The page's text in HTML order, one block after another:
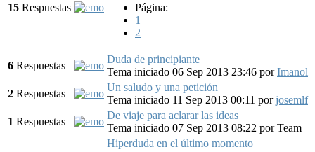
15 Respuestas
Página:
1
2
6 Respuestas
Duda de principiante
Tema iniciado 06 Sep 2013 23:46 porImanol
2 Respuestas
Un saludo y una petición
Tema iniciado 11 Sep 2013 00:11 porjosemlf
1 Respuestas
De viaje para aclarar las ideas
Tema iniciado 07 Sep 2013 08:22 porTeam
Hiperduda en el último momento